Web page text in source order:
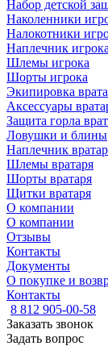
Набор детской
Наколенники
Налокотники
Наплечник игрока
Шлемы игрока
Шорты игрока
Экипировка
Аксессуары
Защита горла
Ловушки и блины
Наплечник
Шлемы вратаря
Шорты вратаря
Щитки вратаря
О компании
О компании
Отзывы
Контакты
Документы
О покупке и
Контакты
8 812 905-00-58
Заказать звонок
Задать вопрос